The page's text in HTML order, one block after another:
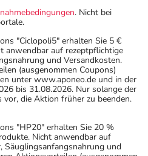
. Nicht bei
"Ciclopoli5" erhalten Sie 5 €
anwendbar auf rezeptpflichtige
und Versandkosten.
(ausgenommen Coupons)
unter www.aponeo.de und in der
bis 31.08.2026. Nur solange der
die Aktion früher zu beenden.
"HP20" erhalten Sie 20 %
Nicht anwendbar auf
Säuglingsanfangsnahrung und